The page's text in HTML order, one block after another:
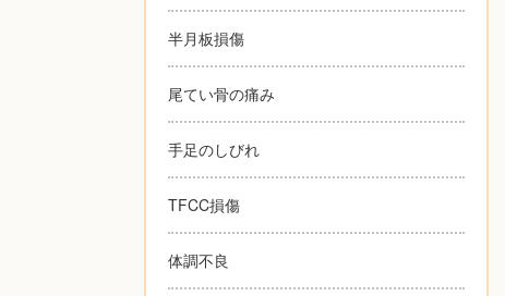
半月板損傷
尾てい骨の痛み
手足のしびれ
TFCC損傷
体調不良